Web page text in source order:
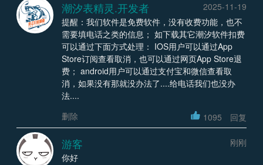
潮汐表精灵.开发者
2025-11-19
提醒：我们软件是免费软件，没有收费功能，也不
需要填电话之类的信息； 如下载其它潮汐软件扣费
可以通过下面方式处理： IOS用户可以通过App
Store订阅查看取消，也可以通过网页App Store退
费； android用户可以通过支付宝和微信查看取
消，如果没有那就没办法了....给电话我们也没办
法....
删除
1095 回复
游客
刚刚
你好